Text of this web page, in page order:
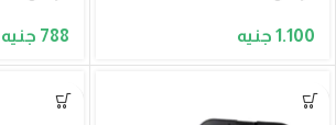
1.100
788